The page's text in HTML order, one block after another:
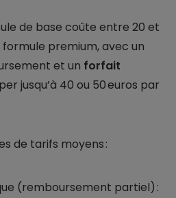
de base coûte entre 20 et
formule premium, avec un
et un forfait
jusqu’à 40 ou 50 euros par
de tarifs moyens :
(remboursement partiel) :